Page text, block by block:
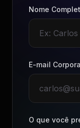
Nome
E-mail
O que você